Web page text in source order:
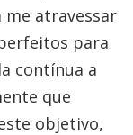
me atravessar
para
contínua a
que
objetivo,